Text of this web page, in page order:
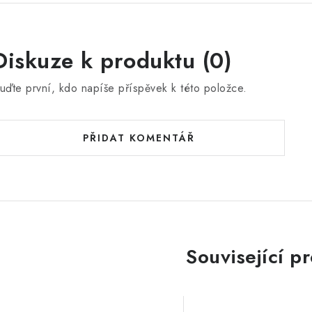
k produktu (0)
první, kdo napíše příspěvek k této položce.
PŘIDAT KOMENTÁŘ
Související